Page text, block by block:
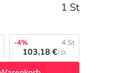
1 St
-4% 4 St
103,18 €/ St